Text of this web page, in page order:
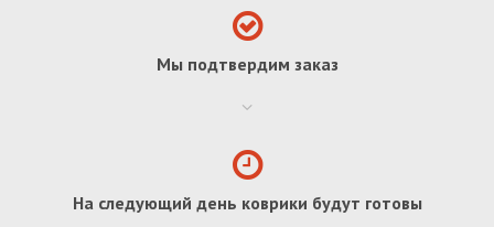
Мы подтвердим заказ
На следующий день коврики будут готовы